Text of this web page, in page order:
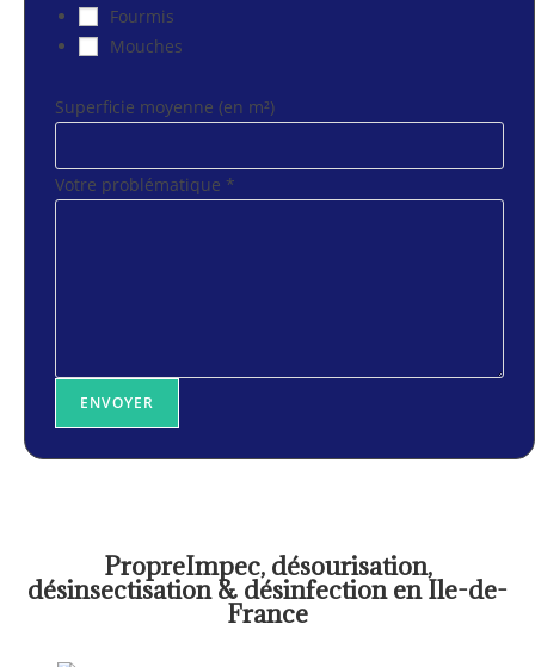
Fourmis
Mouches
Superficie moyenne (en m²)
Votre problématique *
ENVOYER
PropreImpec, désourisation,
désinsectisation & désinfection en Ile-de-
France